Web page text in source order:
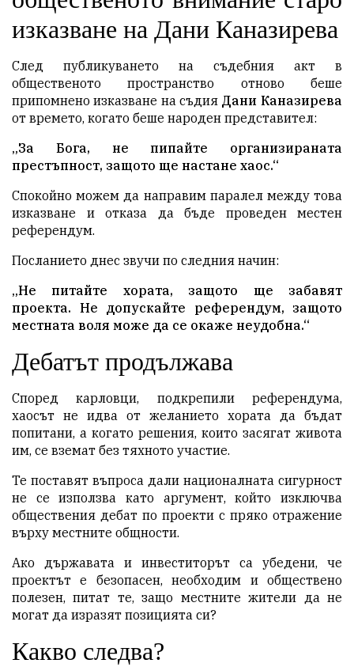
изказване на Дани Каназирева
След публикуването на съдебния акт в
общественото пространство отново беше
припомнено изказване на съдия Дани Каназирева
от времето, когато беше народен представител:
„За Бога, не пипайте организираната
престъпност, защото ще настане хаос.“
Спокойно можем да направим паралел между това
изказване и отказа да бъде проведен местен
референдум.
Посланието днес звучи по следния начин:
„Не питайте хората, защото ще забавят
проекта. Не допускайте референдум, защото
местната воля може да се окаже неудобна.“
Дебатът продължава
Според карловци, подкрепили референдума,
хаосът не идва от желанието хората да бъдат
попитани, а когато решения, които засягат живота
им, се вземат без тяхното участие.
Те поставят въпроса дали националната сигурност
не се използва като аргумент, който изключва
обществения дебат по проекти с пряко отражение
върху местните общности.
Ако държавата и инвеститорът са убедени, че
проектът е безопасен, необходим и обществено
полезен, питат те, защо местните жители да не
могат да изразят позицията си?
Какво следва?